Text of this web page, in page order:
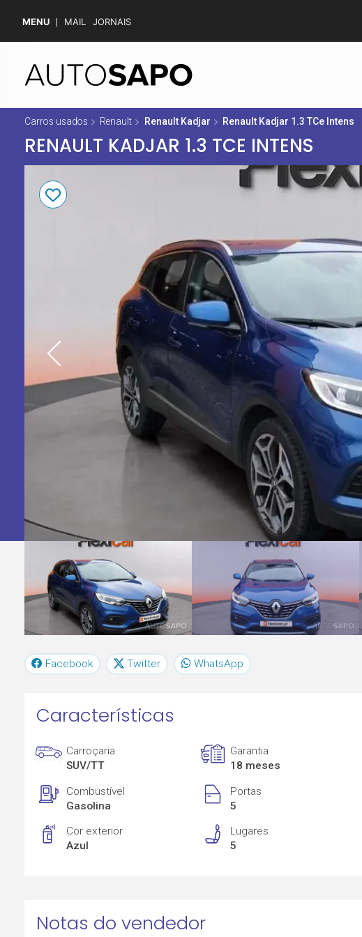
MENU MAIL JORNAIS
Carros usados Renault Renault Kadjar Renault Kadjar 1.3 TCe Intens
RENAULT KADJAR 1.3 TCE INTENS
Facebook Twitter WhatsApp
Características
Carroçaria
SUV/TT
Garantia
18 meses
Combustível
Gasolina
Portas
5
Cor exterior
Azul
Lugares
5
Notas do vendedor